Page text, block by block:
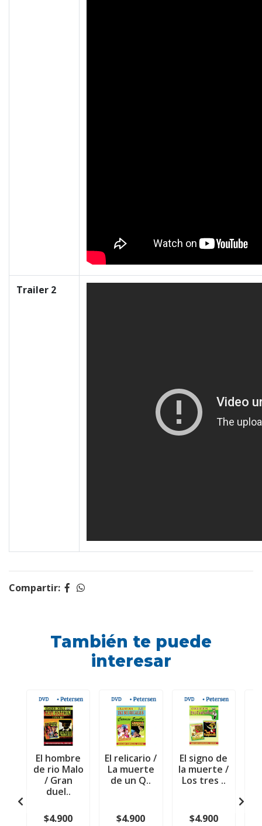
Trailer 2
Compartir:
También te puede
interesar
El hombre
de rio Malo
/ Gran
duel..
$4.900
El relicario /
La muerte
de un Q..
$4.900
El signo de
la muerte /
Los tres ..
$4.900